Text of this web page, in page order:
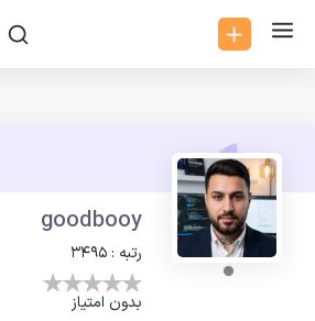
goodbooy
رتبه : 3495
بدون امتیاز